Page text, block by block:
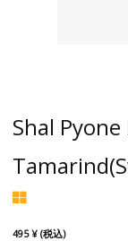
Shal
495 ¥ (税込)